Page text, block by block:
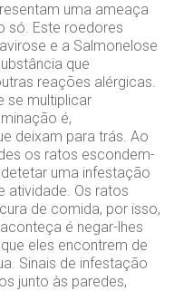
uma ameaça
só. Este roedores
e a Salmonelose
que
reações alérgicas.
se multiplicar
é,
deixam para trás. Ao
os ratos escondem-
uma infestação
atividade. Os ratos
de comida, por isso,
é negar-lhes
eles encontrem de
Sinais de infestação
junto às paredes,